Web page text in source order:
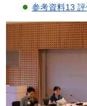
参考資料13